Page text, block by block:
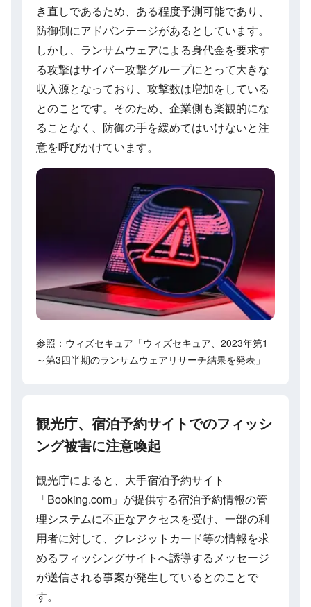
き直しであるため、ある程度予測可能であり、
防御側にアドバンテージがあるとしています。
しかし、ランサムウェアによる身代金を要求す
る攻撃はサイバー攻撃グループにとって大きな
収入源となっており、攻撃数は増加をしている
とのことです。そのため、企業側も楽観的にな
ることなく、防御の手を緩めてはいけないと注
意を呼びかけています。
参照：ウィズセキュア「ウィズセキュア、2023年第1
～第3四半期のランサムウェアリサーチ結果を発表」
観光庁、宿泊予約サイトでのフィッシ
ング被害に注意喚起
観光庁によると、大手宿泊予約サイト
「Booking.com」が提供する宿泊予約情報の管
理システムに不正なアクセスを受け、一部の利
用者に対して、クレジットカード等の情報を求
めるフィッシングサイトへ誘導するメッセージ
が送信される事案が発生しているとのことで
す。